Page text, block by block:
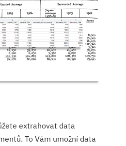
extrahovat data
To Vám umožní data